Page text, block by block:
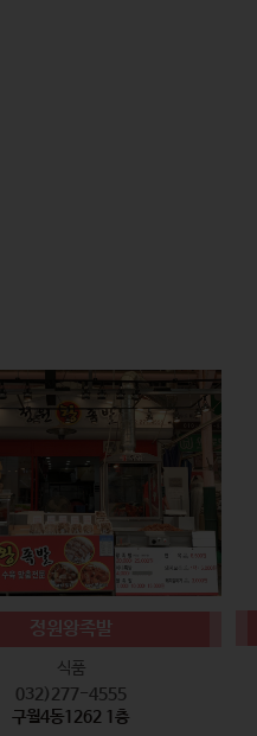
정원왕족발
식품
032)277-4555
구월4동1262 1층